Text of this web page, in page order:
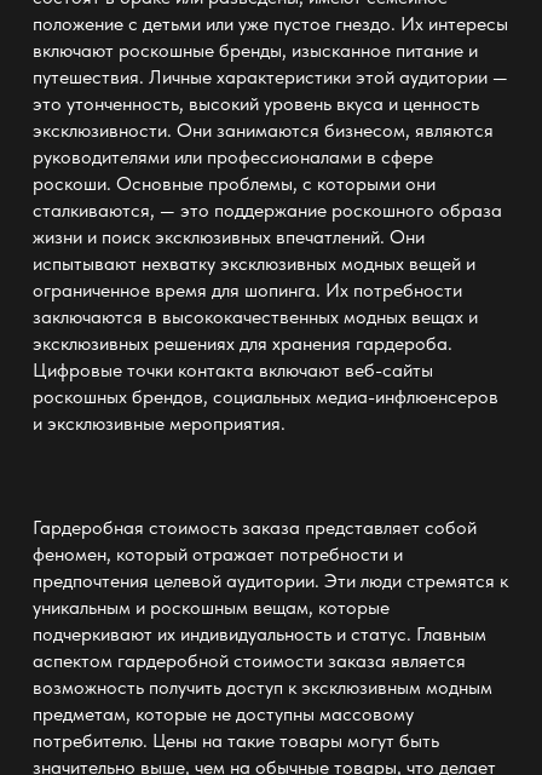
положение с детьми или уже пустое гнездо. Их интересы
включают роскошные бренды, изысканное питание и
путешествия. Личные характеристики этой аудитории —
это утонченность, высокий уровень вкуса и ценность
эксклюзивности. Они занимаются бизнесом, являются
руководителями или профессионалами в сфере
роскоши. Основные проблемы, с которыми они
сталкиваются, — это поддержание роскошного образа
жизни и поиск эксклюзивных впечатлений. Они
испытывают нехватку эксклюзивных модных вещей и
ограниченное время для шопинга. Их потребности
заключаются в высококачественных модных вещах и
эксклюзивных решениях для хранения гардероба.
Цифровые точки контакта включают веб-сайты
роскошных брендов, социальных медиа-инфлюенсеров
и эксклюзивные мероприятия.
Гардеробная стоимость заказа представляет собой
феномен, который отражает потребности и
предпочтения целевой аудитории. Эти люди стремятся к
уникальным и роскошным вещам, которые
подчеркивают их индивидуальность и статус. Главным
аспектом гардеробной стоимости заказа является
возможность получить доступ к эксклюзивным модным
предметам, которые не доступны массовому
потребителю. Цены на такие товары могут быть
значительно выше, чем на обычные товары, что делает